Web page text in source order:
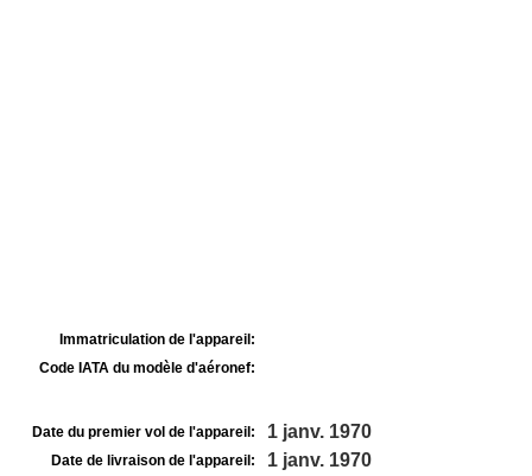
Immatriculation de l'appareil:
Code IATA du modèle d'aéronef:
Date du premier vol de l'appareil: 1 janv. 1970
Date de livraison de l'appareil: 1 janv. 1970